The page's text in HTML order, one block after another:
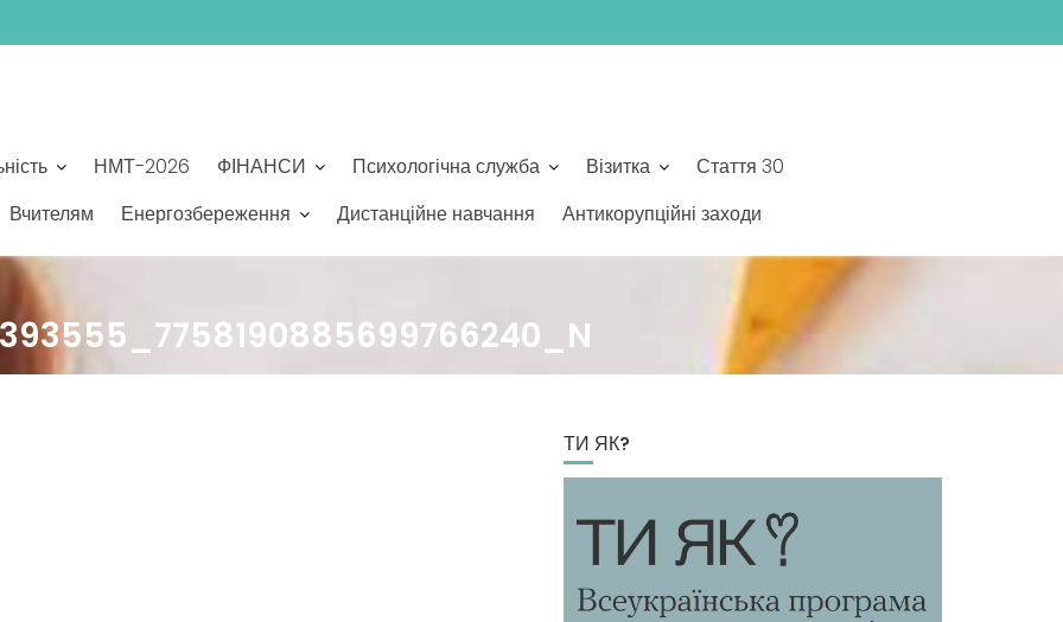
НМТ-2026 ФІНАНСИ Психологічна служба Візитка
Стаття 30
Вчителям Енергозбереження Дистанційне навчання Антикорупційні заходи
ТИ ЯК?